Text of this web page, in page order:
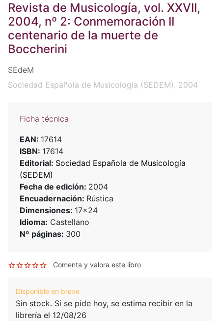
Revista de Musicología, vol. XXVII,
2004, nº 2: Conmemoración II
centenario de la muerte de
Boccherini
SEdeM
Sociedad Española de Musicología (SEDEM). 2004
Ficha técnica
EAN: 17614
ISBN: 17614
Editorial: Sociedad Española de Musicología
(SEDEM)
Fecha de edición: 2004
Encuadernación: Rústica
Dimensiones: 17x24
Idioma: Castellano
Nº páginas: 300
Comenta y valora este libro
Disponible en breve
Sin stock. Si se pide hoy, se estima recibir en la
librería el 12/08/26